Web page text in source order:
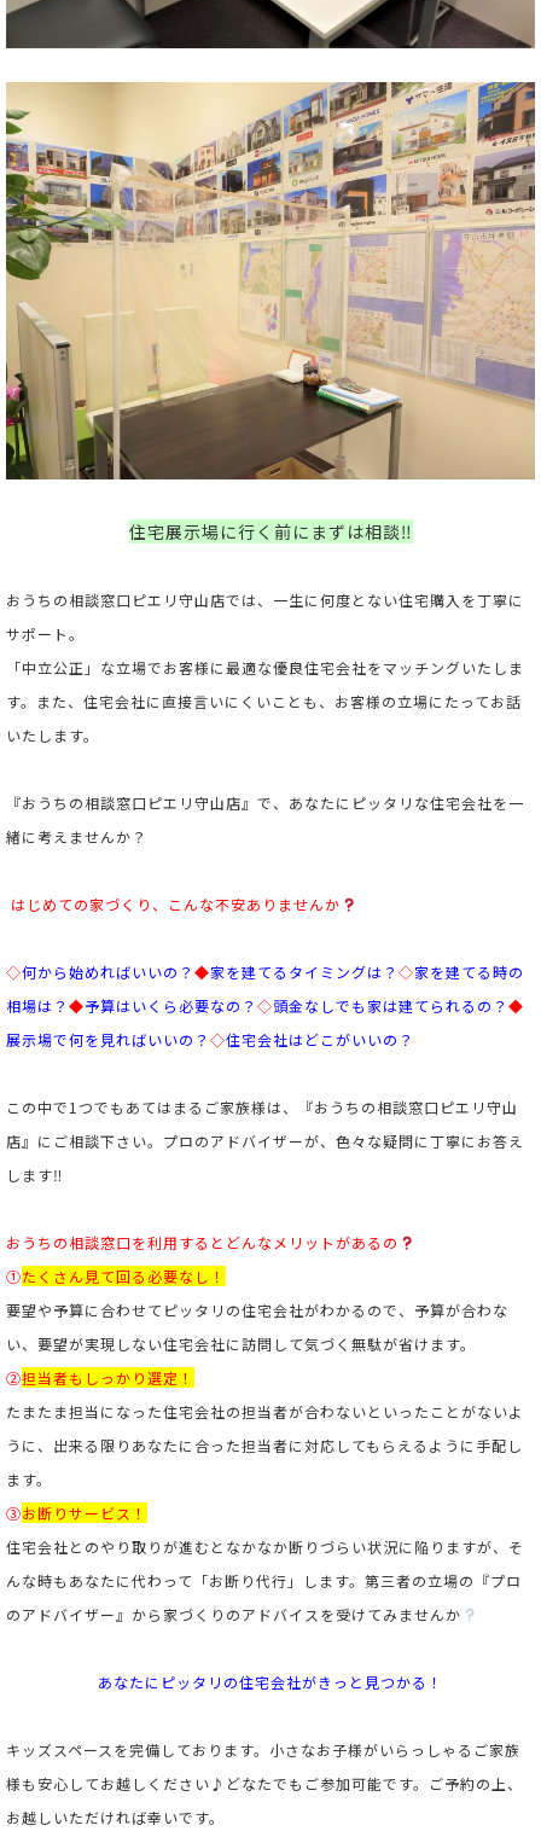
住宅展示場に行く前にまずは相談‼
おうちの相談窓口ピエリ守山店では、一生に何度とない住宅購入を丁寧に
サポート。
「中立公正」な立場でお客様に最適な優良住宅会社をマッチングいたしま
す。また、住宅会社に直接言いにくいことも、お客様の立場にたってお話
いたします。
『おうちの相談窓口ピエリ守山店』で、あなたにピッタリな住宅会社を一
緒に考えませんか？
はじめての家づくり、こんな不安ありませんか
◇何から始めればいいの？ ◆家を建てるタイミングは？ ◇家を建てる時の
相場は？ ◆予算はいくら必要なの？ ◇頭金なしでも家は建てられるの？ ◆
展示場で何を見ればいいの？ ◇住宅会社はどこがいいの？
この中で1つでもあてはまるご家族様は、『おうちの相談窓口ピエリ守山
店』にご相談下さい。プロのアドバイザーが、色々な疑問に丁寧にお答え
します‼
おうちの相談窓口を利用するとどんなメリットがあるの
①たくさん見て回る必要なし！
要望や予算に合わせてピッタリの住宅会社がわかるので、予算が合わな
い、要望が実現しない住宅会社に訪問して気づく無駄が省けます。
②担当者もしっかり選定！
たまたま担当になった住宅会社の担当者が合わないといったことがないよ
うに、出来る限りあなたに合った担当者に対応してもらえるように手配し
ます。
③お断りサービス！
住宅会社とのやり取りが進むとなかなか断りづらい状況に陥りますが、そ
んな時もあなたに代わって「お断り代行」します。第三者の立場の『プロ
のアドバイザー』から家づくりのアドバイスを受けてみませんか
あなたにピッタリの住宅会社がきっと見つかる！
キッズスペースを完備しております。小さなお子様がいらっしゃるご家族
様も安心してお越しください♪ どなたでもご参加可能です。ご予約の上、
お越しいただければ幸いです。